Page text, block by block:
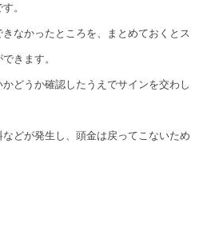
。
なかったところを、まとめておくとス
きます。
どうか確認したうえでサインを交わし
どが発生し、頭金は戻ってこないため